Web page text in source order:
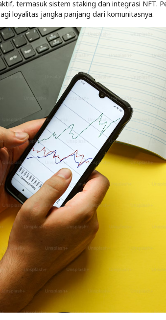
termasuk sistem staking dan integrasi NFT.
loyalitas jangka panjang dari komunitasnya.